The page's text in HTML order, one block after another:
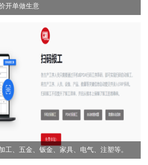
开单做生意
工、五金、钣金、家具、电气、注塑等。